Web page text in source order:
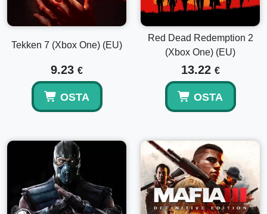
Tekken 7 (Xbox One) (EU)
9.23 €
OSTA
Red Dead Redemption 2
(Xbox One) (EU)
13.22 €
OSTA